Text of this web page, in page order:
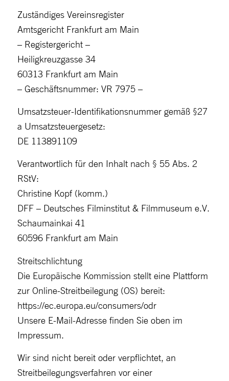
Zuständiges Vereinsregister
Amtsgericht Frankfurt am Main
– Registergericht –
Heiligkreuzgasse 34
60313 Frankfurt am Main
– Geschäftsnummer: VR 7975 –
Umsatzsteuer-Identifikationsnummer gemäß §27
a Umsatzsteuergesetz:
DE 113891109
Verantwortlich für den Inhalt nach § 55 Abs. 2
RStV:
Christine Kopf (komm.)
DFF – Deutsches Filminstitut & Filmmuseum e.V.
Schaumainkai 41
60596 Frankfurt am Main
Streitschlichtung
Die Europäische Kommission stellt eine Plattform
zur Online-Streitbeilegung (OS) bereit:
https://ec.europa.eu/consumers/odr
Unsere E-Mail-Adresse finden Sie oben im
Impressum.
Wir sind nicht bereit oder verpflichtet, an
Streitbeilegungsverfahren vor einer